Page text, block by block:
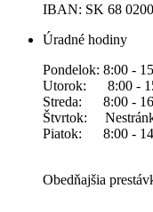
IBAN: SK 68
Úradné hodiny
Pondelok: 8:00 -
Utorok: 8:00 -
Streda: 8:00 -
Štvrtok:
Piatok: 8:00 -
Obedňajšia